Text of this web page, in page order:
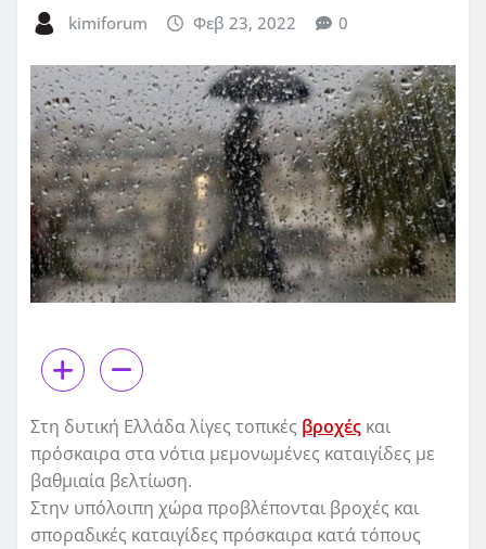
kimiforum Φεβ 23, 2022 0
Στη δυτική Ελλάδα λίγες τοπικές βροχές και
πρόσκαιρα στα νότια μεμονωμένες καταιγίδες με
βαθμιαία βελτίωση.
Στην υπόλοιπη χώρα προβλέπονται βροχές και
σποραδικές καταιγίδες πρόσκαιρα κατά τόπους